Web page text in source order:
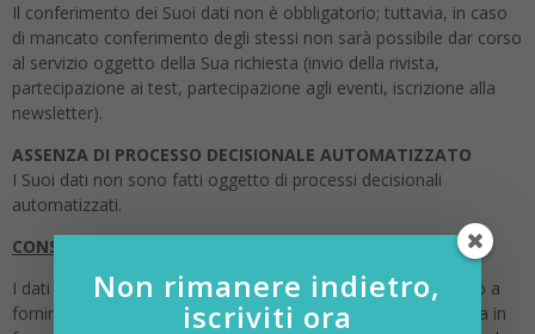
Il conferimento dei Suoi dati non è obbligatorio; tuttavia, in caso
di mancato conferimento degli stessi non sarà possibile dar corso
al servizio oggetto della Sua richiesta (invio della rivista,
partecipazione ai test, partecipazione agli eventi, iscrizione alla
newsletter).
ASSENZA DI PROCESSO DECISIONALE AUTOMATIZZATO
I Suoi dati non sono fatti oggetto di processi decisionali
automatizzati.
CONSERVAZIONE DEI DATI
I dati saranno trattati esclusivamente per il tempo necessario a
fornire il servizio descritto nel sito o per il recapito della rivista in
Non rimanere indietro,
iscriviti ora